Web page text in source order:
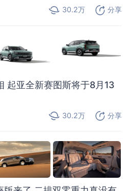
30.2万 分享
起亚全新赛图斯将于8月13
30.2万 分享